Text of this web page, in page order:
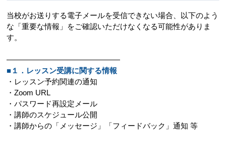
当校がお送りする電子メールを受信できない場合、以下のよう
な「重要な情報」をご確認いただけなくなる可能性がありま
す。
―――――――――――――――
■１．レッスン受講に関する情報
・レッスン予約関連の通知
・Zoom URL
・パスワード再設定メール
・講師のスケジュール公開
・講師からの「メッセージ」「フィードバック」通知 等